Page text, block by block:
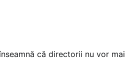
că directorii nu vor mai